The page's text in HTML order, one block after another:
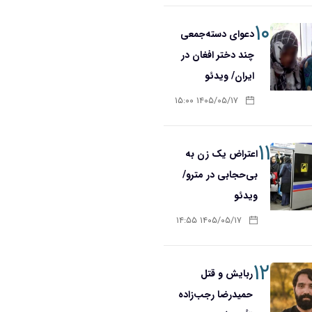
۱۰دعوای دسته‌جمعی
چند دختر افغان در
ایران/ ویدئو
۱۴۰۵/۰۵/۱۷ ۱۵:۰۰
۱۱اعتراض یک زن به
بی‌حجابی در مترو/
ویدئو
۱۴۰۵/۰۵/۱۷ ۱۴:۵۵
۱۲ربایش و قتل
حمیدرضا رجب‌زاده